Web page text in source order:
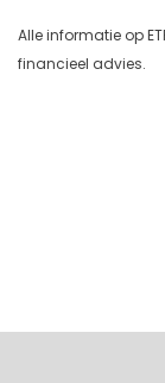
Alle informatie op
financieel advies.